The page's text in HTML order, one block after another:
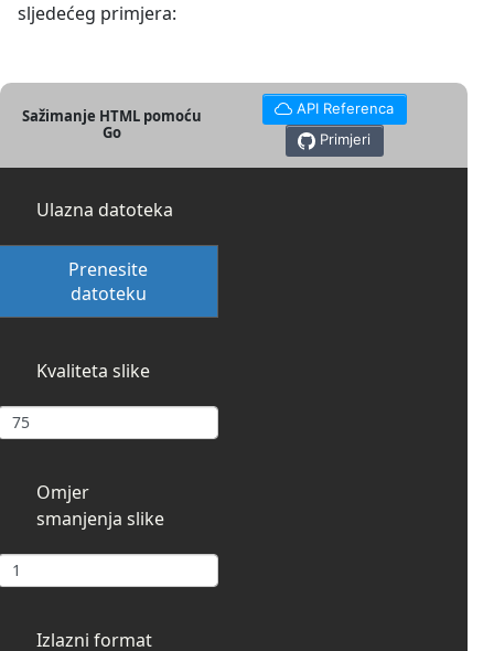
sljedećeg primjera:
Sažimanje HTML pomoću
Go
API Referenca
Primjeri
Ulazna datoteka
Prenesite
datoteku
Kvaliteta slike
Omjer
smanjenja slike
Izlazni format